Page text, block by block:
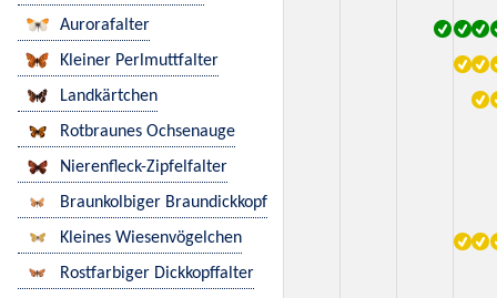
Aurorafalter
Kleiner Perlmuttfalter
Landkärtchen
Rotbraunes Ochsenauge
Nierenfleck-Zipfelfalter
Braunkolbiger Braundickkopf
Kleines Wiesenvögelchen
Rostfarbiger Dickkopffalter